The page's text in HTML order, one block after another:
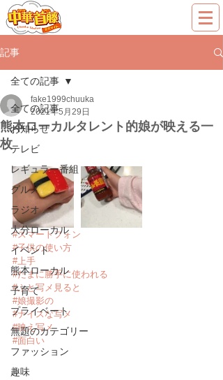
記事
全ての記事
お知らせ
テレビ
レギュラー番組
グルメ
ラジオ
大分ローカル
イベント
熊本ローカル
子育て
プライベート
無題のカテゴリー
ファッション
趣味
全ての記事
熊本ローカルタレント的娘が映える一
枚
fake1999chuuka
2021年5月29日
#スマートフォン
#子供の使い方
#上手
#たまに勝手に使われる
#ふと写メ見ると
#娘撮影の
#ナイスな写メ
#映え写メ
#面白い